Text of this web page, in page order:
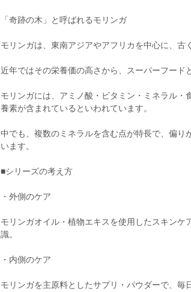
「奇跡の木」と呼ばれるモリンガ
モリンガは、東南アジアやアフリカを中心に、古
近年ではその栄養価の高さから、スーパーフード
モリンガには、アミノ酸・ビタミン・ミネラル
養素が含まれているといわれています。
中でも、複数のミネラルを含む点が特長で、偏り
います。
■シリーズの考え方
・外側のケア
モリンガオイル・植物エキスを使用したスキン
識。
・内側のケア
モリンガを主原料としたサプリ・パウダーで、